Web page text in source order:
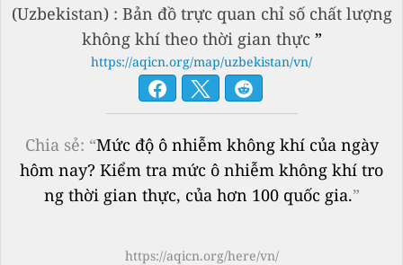
(Uzbekistan) : Bản đồ trực quan chỉ số chất lượng
không khí theo thời gian thực ”
https://aqicn.org/map/uzbekistan/vn/
Chia sẻ: “Mức độ ô nhiễm không khí của ngày
hôm nay? Kiểm tra mức ô nhiễm không khí tro
ng thời gian thực, của hơn 100 quốc gia.”
https://aqicn.org/here/vn/